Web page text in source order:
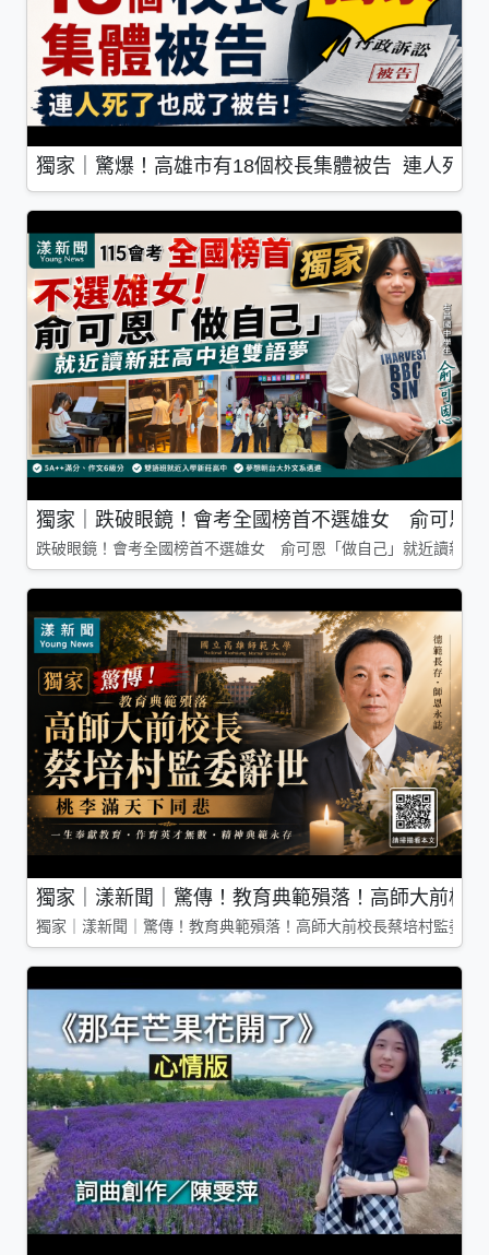
獨家｜驚爆！高雄市有18個校長集體被告 連人死了
獨家｜跌破眼鏡！會考全國榜首不選雄女 俞可恩
跌破眼鏡！會考全國榜首不選雄女 俞可恩「做自己」就近讀新莊
獨家｜漾新聞｜驚傳！教育典範殞落！高師大前校
獨家｜漾新聞｜驚傳！教育典範殞落！高師大前校長蔡培村監委